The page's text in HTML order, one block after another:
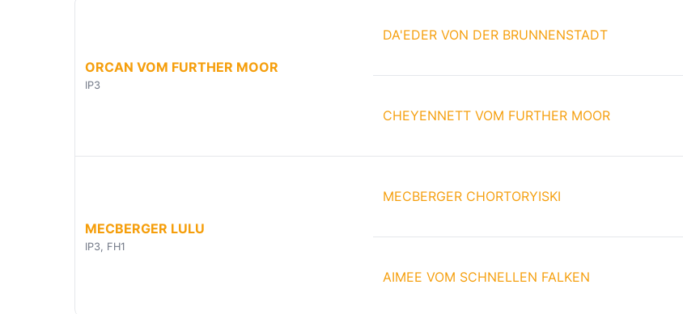
ORCAN VOM FURTHER MOOR
IP3
DA'EDER VON DER BRUNNENSTADT
CHEYENNETT VOM FURTHER MOOR
MECBERGER LULU
IP3, FH1
MECBERGER CHORTORYISKI
AIMEE VOM SCHNELLEN FALKEN